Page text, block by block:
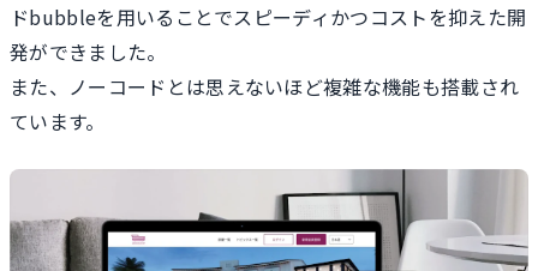
ドbubbleを用いることでスピーディかつコストを抑えた開
発ができました。
また、ノーコードとは思えないほど複雑な機能も搭載され
ています。